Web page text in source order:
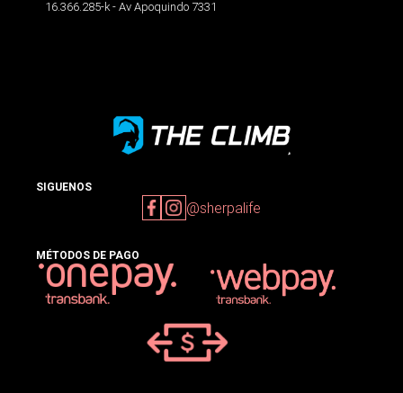
16.366.285-k - Av Apoquindo 7331
SIGUENOS
@sherpalife
MÉTODOS DE PAGO